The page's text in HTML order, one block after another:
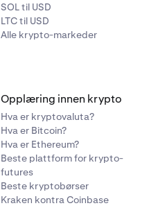
SOL til USD
LTC til USD
Alle krypto-markeder
Opplæring innen krypto
Hva er kryptovaluta?
Hva er Bitcoin?
Hva er Ethereum?
Beste plattform for krypto-
futures
Beste kryptobørser
Kraken kontra Coinbase